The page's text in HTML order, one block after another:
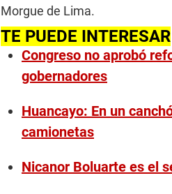
c
o
n
d
m
Morgue de Lima.
TE PUEDE INTERESAR
Congreso no aprobó
gobernadores
Huancayo: En un
camionetas
Nicanor Boluarte es el